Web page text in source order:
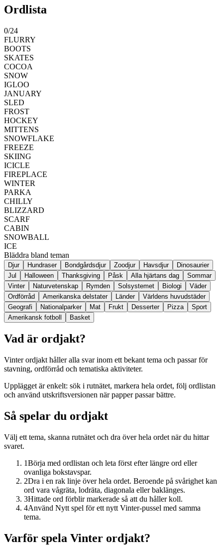
Ordlista
0/24
FLURRY
BOOTS
SKATES
COCOA
SNOW
IGLOO
JANUARY
SLED
FROST
HOCKEY
MITTENS
SNOWFLAKE
FREEZE
SKIING
ICICLE
FIREPLACE
WINTER
PARKA
CHILLY
BLIZZARD
SCARF
CABIN
SNOWBALL
ICE
Bläddra bland teman
Djur Hundraser Bondgårdsdjur Zoodjur Havsdjur
Dinosaurier
Jul
Halloween Thanksgiving Påsk Alla hjärtans dag
Sommar
Vinter
Naturvetenskap Rymden Solsystemet Biologi
Väder
Ordförråd
Amerikanska delstater Länder
Världens huvudstäder
Geografi
Nationalparker Mat Frukt Desserter Pizza
Sport
Amerikansk fotboll
Basket
Vad är ordjakt?
Vinter ordjakt håller alla svar inom ett bekant tema och passar för
stavning, ordförråd och tematiska aktiviteter.
Upplägget är enkelt: sök i rutnätet, markera hela ordet, följ ordlistan
och använd utskriftsversionen när papper passar bättre.
Så spelar du ordjakt
Välj ett tema, skanna rutnätet och dra över hela ordet när du hittar
svaret.
1Börja med ordlistan och leta först efter längre ord eller
ovanliga bokstavspar.
2Dra i en rak linje över hela ordet. Beroende på svårighet kan
ord vara vågräta, lodräta, diagonala eller baklänges.
3Hittade ord förblir markerade så att du håller koll.
4Använd Nytt spel för ett nytt Vinter-pussel med samma
tema.
Varför spela Vinter ordjakt?